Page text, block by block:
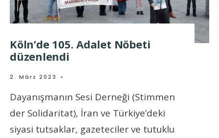
Köln’de 105. Adalet Nöbeti
düzenlendi
2. März 2023 •
Dayanışmanın Sesi Derneği (Stimmen
der Solidaritat), İran ve Türkiye’deki
siyasi tutsaklar, gazeteciler ve tutuklu